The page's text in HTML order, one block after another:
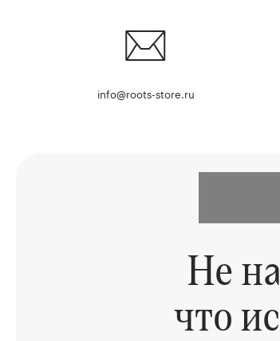
info@roots-store.ru
Не
что